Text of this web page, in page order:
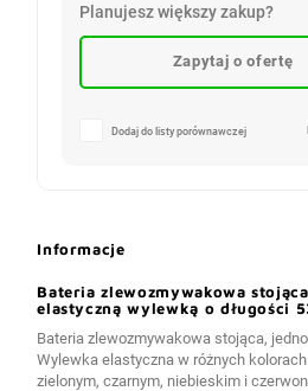
Planujesz większy zakup?
Zapytaj o ofertę
Dodaj do listy porównawczej
Informacje
Bateria zlewozmywakowa
elastyczną wylewką o długości
Bateria zlewozmywakowa stojąca,
Wylewka elastyczna w różnych
zielonym, czarnym, niebieskim i